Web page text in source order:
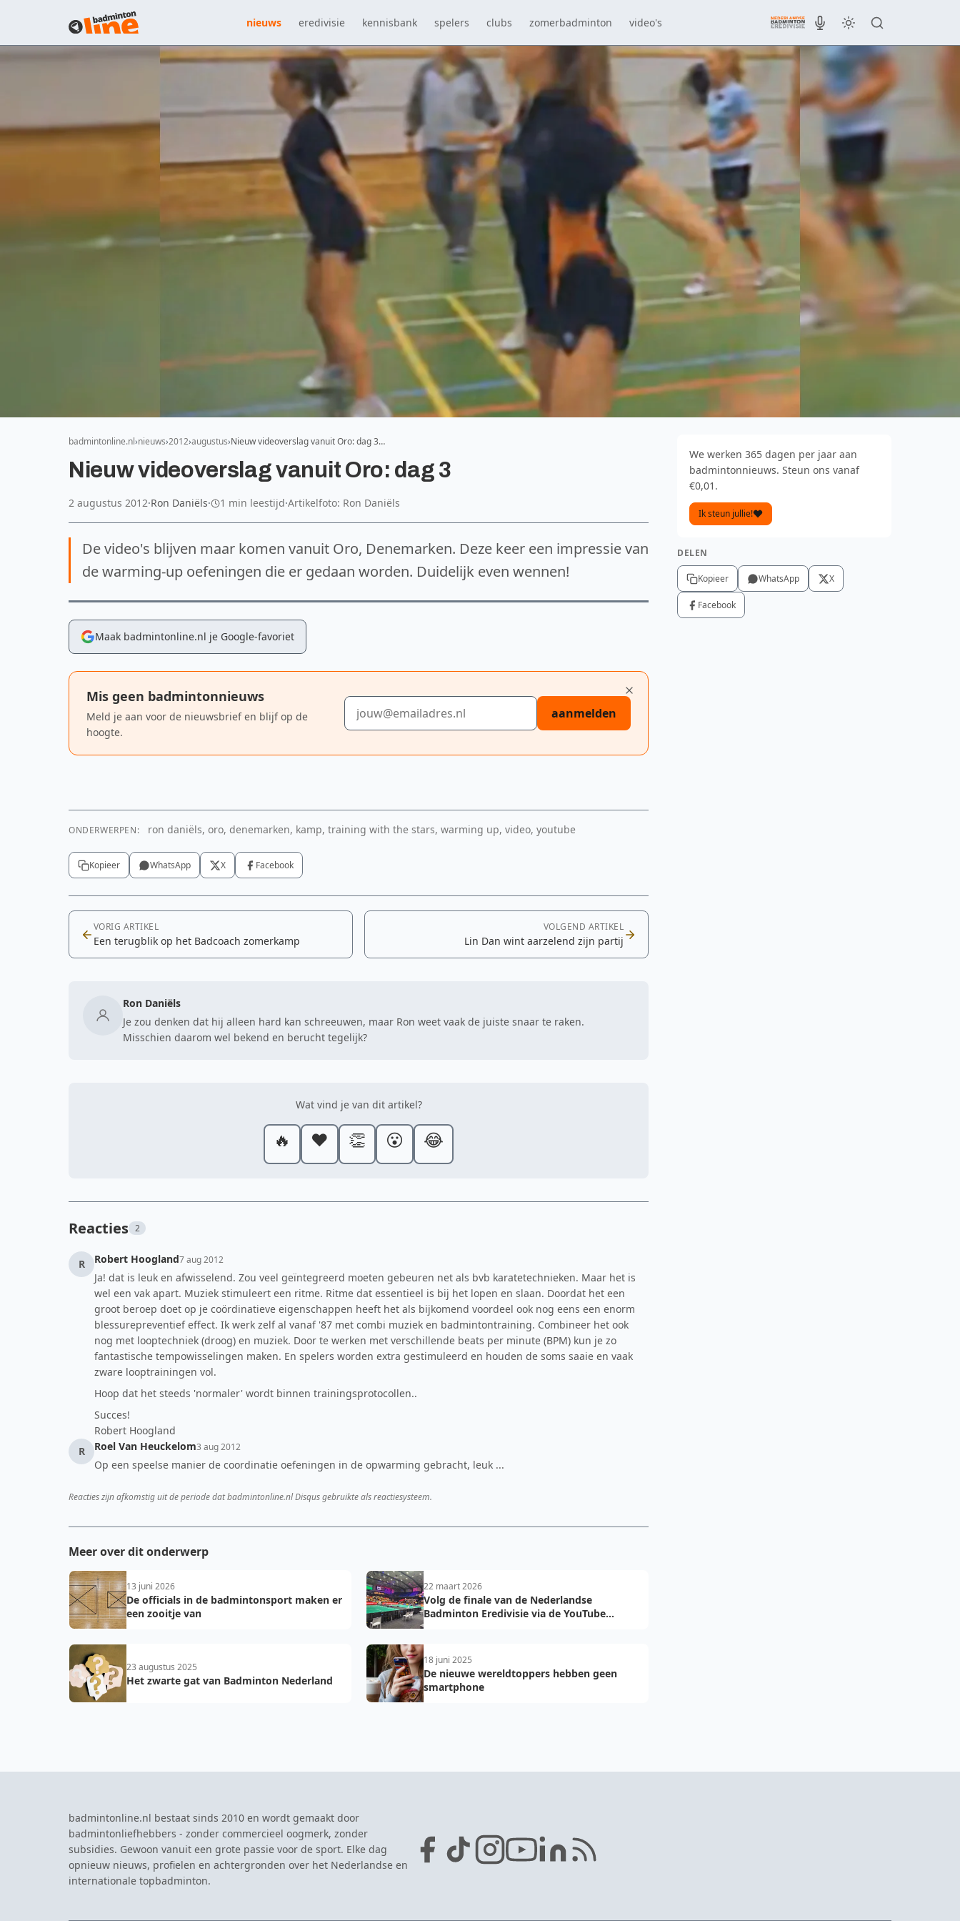
nieuws eredivisie kennisbank spelers clubs zomerbadminton video's
badmintonline.nl nieuws 2012 augustus Nieuw videoverslag vanuit Oro: dag 3…
Nieuw videoverslag vanuit Oro: dag 3
2 augustus 2012·Ron Daniëls· 1 min leestijd·Artikelfoto: Ron Daniëls
De video's blijven maar komen vanuit Oro, Denemarken. Deze keer een impressie van
de warming-up oefeningen die er gedaan worden. Duidelijk even wennen!
Maak badmintonline.nl je Google-favoriet
Mis geen badmintonnieuws
Meld je aan voor de nieuwsbrief en blijf op de
hoogte.
E-mailadres
aanmelden
YouTube video
Om deze video te tonen is toestemming voor media-
cookies nodig.
ONDERWERPEN: ron daniëls, oro, denemarken, kamp, training with the stars, warming up, video, youtube
Kopieer WhatsApp X Facebook
VORIG ARTIKEL
Een terugblik op het Badcoach zomerkamp
VOLGEND ARTIKEL
Lin Dan wint aarzelend zijn partij
Ron Daniëls
Je zou denken dat hij alleen hard kan schreeuwen, maar Ron weet vaak de juiste snaar te raken.
Misschien daarom wel bekend en berucht tegelijk?
Wat vind je van dit artikel?
🔥 ❤️ 👏 😮 😂
Reacties 2
R Robert Hoogland7 aug 2012
Ja! dat is leuk en afwisselend. Zou veel geïntegreerd moeten gebeuren net als bvb karatetechnieken. Maar het is
wel een vak apart. Muziek stimuleert een ritme. Ritme dat essentieel is bij het lopen en slaan. Doordat het een
groot beroep doet op je coördinatieve eigenschappen heeft het als bijkomend voordeel ook nog eens een enorm
blessurepreventief effect. Ik werk zelf al vanaf '87 met combi muziek en badmintontraining. Combineer het ook
nog met looptechniek (droog) en muziek. Door te werken met verschillende beats per minute (BPM) kun je zo
fantastische tempowisselingen maken. En spelers worden extra gestimuleerd en houden de soms saaie en vaak
zware looptrainingen vol.
Hoop dat het steeds 'normaler' wordt binnen trainingsprotocollen..
Succes!
Robert Hoogland
R
Roel Van Heuckelom3 aug 2012
Op een speelse manier de coordinatie oefeningen in de opwarming gebracht, leuk ...
Reacties zijn afkomstig uit de periode dat badmintonline.nl Disqus gebruikte als reactiesysteem.
Meer over dit onderwerp
13 juni 2026
De officials in de badmintonsport maken er
een zooitje van
22 maart 2026
Volg de finale van de Nederlandse
Badminton Eredivisie via de YouTube
23 augustus 2025
Het zwarte gat van Badminton Nederland
18 juni 2025
De nieuwe wereldtoppers hebben geen
smartphone
We werken 365 dagen per jaar aan
badmintonnieuws. Steun ons vanaf
€0,01.
Ik steun jullie!
DELEN
Kopieer WhatsApp X
Facebook
badmintonline.nl bestaat sinds 2010 en wordt gemaakt door
badmintonliefhebbers - zonder commercieel oogmerk, zonder
subsidies. Gewoon vanuit een grote passie voor de sport. Elke dag
opnieuw nieuws, profielen en achtergronden over het Nederlandse en
internationale topbadminton.